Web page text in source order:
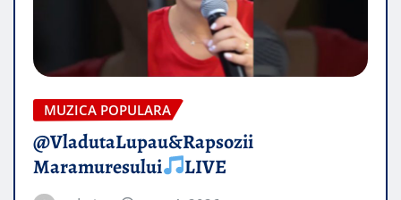
MUZICA POPULARA
@VladutaLupau&Rapsozii
Maramuresului
LIVE